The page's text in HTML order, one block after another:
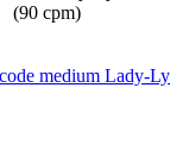
(90 cpm)